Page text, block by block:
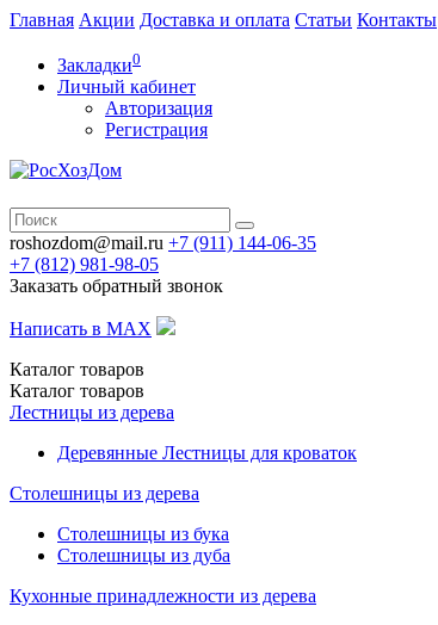
Главная Акции Доставка и оплата Статьи Контакты
Закладки0
Личный кабинет
Авторизация
Регистрация
roshozdom@mail.ru +7 (911) 144-06-35
+7 (812) 981-98-05
Заказать обратный звонок
Написать в MAX
Каталог товаров
Каталог товаров
Лестницы из дерева
Деревянные Лестницы для кроваток
Столешницы из дерева
Столешницы из бука
Столешницы из дуба
Кухонные принадлежности из дерева